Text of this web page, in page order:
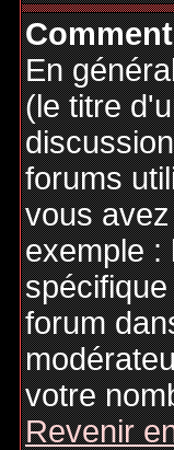
En
(le titre
forums
vous
exemple :
forum
votre
Revenir